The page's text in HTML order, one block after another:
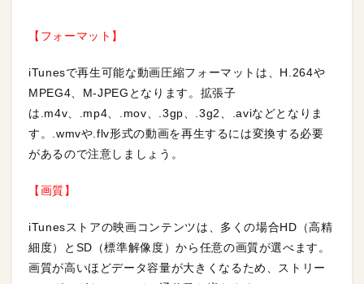
【フォーマット】
iTunesで再生可能な動画圧縮フォーマットは、H.264や
MPEG4、M-JPEGとなります。拡張子
は.m4v、.mp4、.mov、.3gp、.3g2、.aviなどとなりま
す。.wmvや.flv形式の動画を再生するには変換する必要
があるので注意しましょう。
【画質】
iTunesストアの映画コンテンツは、多くの場合HD（高精
細度）とSD（標準解像度）から任意の画質が選べます。
画質が高いほどデータ容量が大きくなるため、ストリー